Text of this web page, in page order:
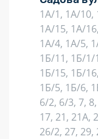
1А/1, 1А/10,
1А/15, 1А/
1А/4, 1А/5,
1Б/11, 1Б/1/
1Б/15, 1Б/
1Б/5, 1Б/6,
6/2, 6/3, 7,
17, 21, 21А,
26/2, 27,